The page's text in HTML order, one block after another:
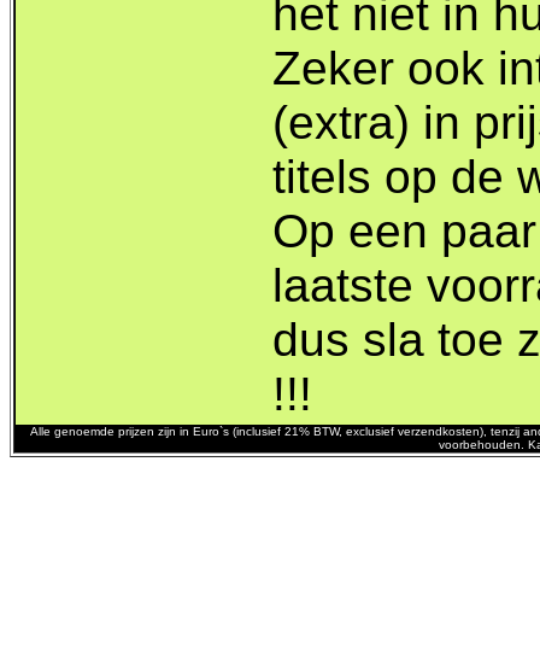
het niet in
Zeker ook
(extra) in
titels op de
Op een
laatste
dus sla toe
!!!
Alle genoemde prijzen zijn in Euro`s (inclusief 21% BTW, exclusief verzendkosten), tenzij
voorbehouden.